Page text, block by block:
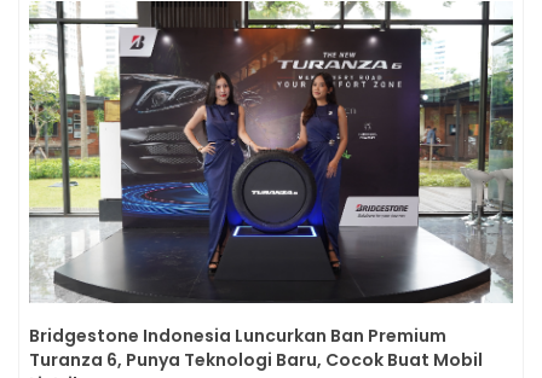
Bridgestone Indonesia Luncurkan Ban Premium
Turanza 6, Punya Teknologi Baru, Cocok Buat Mobil